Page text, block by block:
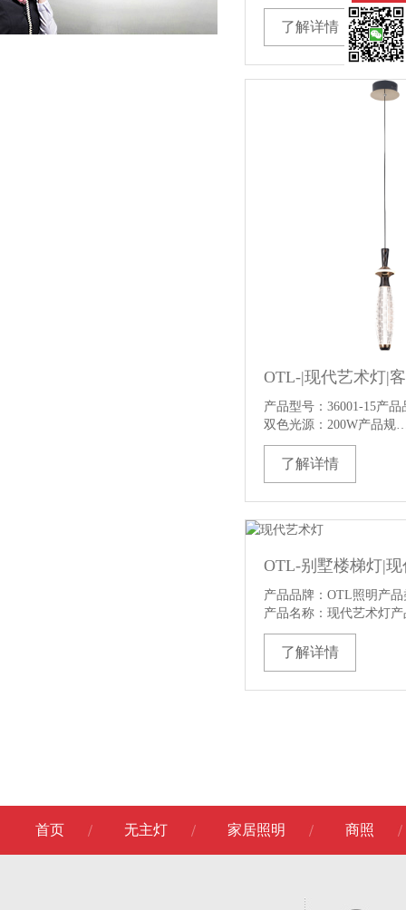
了解详情
产品型号：36001-15产
双色光源：200W产品规
了解详情
产品品牌：OTL照明产品
产品名称：现代艺术灯产
了解详情
首页 无主灯 家居照明 商照
微信扫一扫